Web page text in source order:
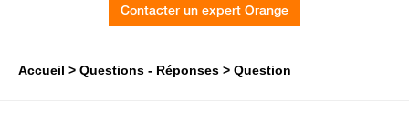
Contacter un expert Orange
Accueil Questions - Réponses Question